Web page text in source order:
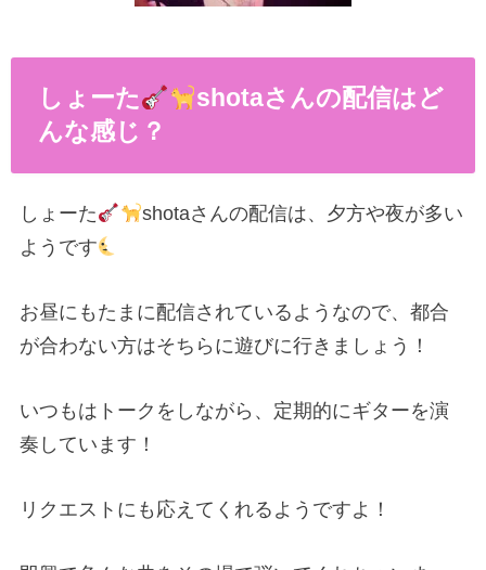
しょーた
shotaさんの配信はど
んな感じ？
しょーた
shotaさんの配信は、夕方や夜が多い
ようです
お昼にもたまに配信されているようなので、都合
が合わない方はそちらに遊びに行きましょう！
いつもはトークをしながら、定期的にギターを演
奏しています！
リクエストにも応えてくれるようですよ！